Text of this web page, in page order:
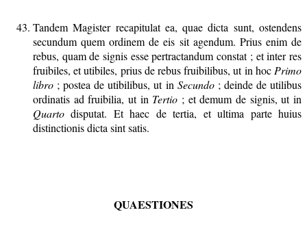
Tandem Magister recapitulat ea, quae dicta sunt, ostendens
secundum quem ordinem de eis sit agendum. Prius enim de
rebus, quam de signis esse pertractandum constat ; et inter res
fruibiles, et utibiles, prius de rebus fruibilibus, ut in hoc Primo
libro ; postea de utibilibus, ut in Secundo; deinde de utilibus
ordinatis ad fruibilia, ut in Tertio ; et demum de signis, ut in
Quarto disputat. Et haec de tertia, et ultima parte huius
distinctionis dicta sint satis.
QUAESTIONES